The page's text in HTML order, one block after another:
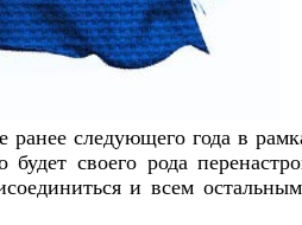
следующего года в
своего рода
и всем